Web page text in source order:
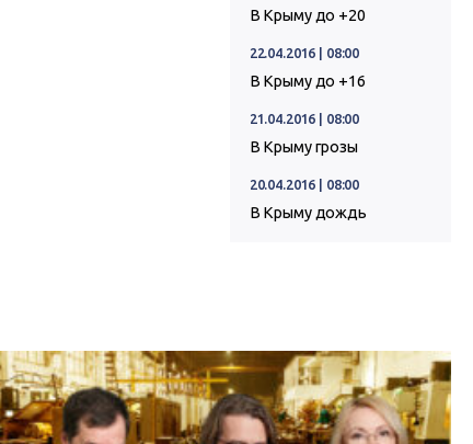
В Крыму до +20
22.04.2016 | 08:00
В Крыму до +16
21.04.2016 | 08:00
В Крыму грозы
20.04.2016 | 08:00
В Крыму дождь